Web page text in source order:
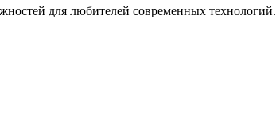
для любителей современных технологий.